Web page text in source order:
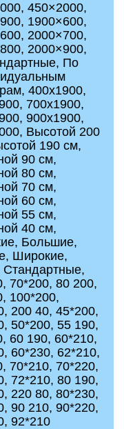
450×2000,
1900×600,
2000×700,
2000×900,
По
400x1900,
700x1900,
900x1900,
Высотой 200
190 см,
90 см,
80 см,
70 см,
60 см,
55 см,
40 см,
Большие,
Широкие,
Стандартные,
70*200, 80 200,
100*200,
200 40, 45*200,
50*200, 55 190,
60 190, 60*210,
60*230, 62*210,
70*210, 70*220,
72*210, 80 190,
220 80, 80*230,
90 210, 90*220,
92*210